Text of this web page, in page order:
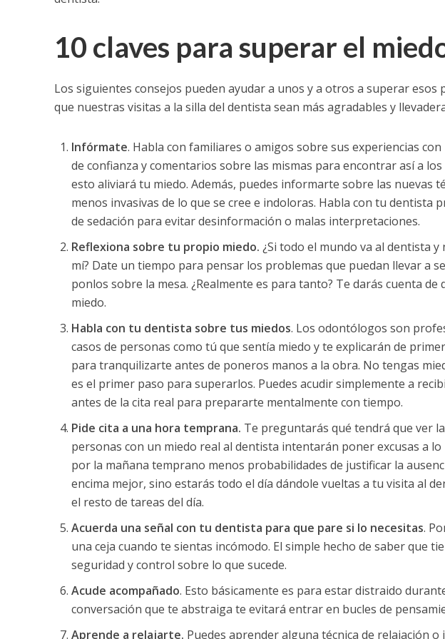
10 claves para superar el
Los siguientes consejos pueden ayudar a unos y a otros a superar
que nuestras visitas a la silla del dentista sean más agradables y
Infórmate. Habla con familiares o amigos sobre sus experiencias
de confianza y comentarios sobre las mismas para encontrar así a
esto aliviará tu miedo. Además, puedes informarte sobre las nuevas
menos invasivas de lo que se cree e indoloras. Habla con tu dentista
de sedación para evitar desinformación o malas interpretaciones.
Reflexiona sobre tu propio miedo. ¿Si todo el mundo va al dentista
mí? Date un tiempo para pensar los problemas que puedan llevar a
ponlos sobre la mesa. ¿Realmente es para tanto? Te darás cuenta
miedo.
Habla con tu dentista sobre tus miedos. Los odontólogos son
casos de personas como tú que sentía miedo y te explicarán de
para tranquilizarte antes de poneros manos a la obra. No tengas
es el primer paso para superarlos. Puedes acudir simplemente a
antes de la cita real para prepararte mentalmente con tiempo.
Pide cita a una hora temprana. Te preguntarás qué tendrá que ver
personas con un miedo real al dentista intentarán poner excusas a
por la mañana temprano menos probabilidades de justificar la
encima mejor, sino estarás todo el día dándole vueltas a tu visita al
el resto de tareas del día.
Acuerda una señal con tu dentista para que pare si lo necesitas.
una ceja cuando te sientas incómodo. El simple hecho de saber que
seguridad y control sobre lo que sucede.
Acude acompañado. Esto básicamente es para estar distraido
conversación que te abstraiga te evitará entrar en bucles de
Aprende a relajarte. Puedes aprender alguna técnica de relajación